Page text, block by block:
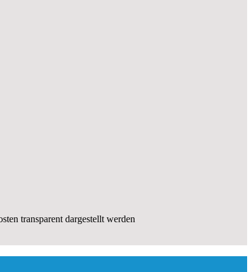
transparent dargestellt werden